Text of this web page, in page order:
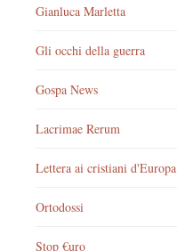
Gianluca Marletta
Gli occhi della guerra
Gospa News
Lacrimae Rerum
Lettera ai cristiani d'Europa
Ortodossi
Stop €uro